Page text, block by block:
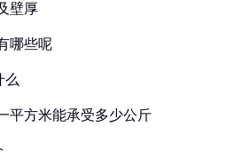
壁厚
哪些呢
么
平方米能承受多少公斤